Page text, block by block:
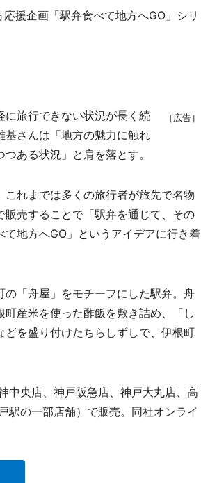
援企画「駅弁食べて地方へGO」シリ
［広告］
旅行できない状況が長く続
基さんは「地方の魅力に触れ
ある状況」と肩を落とす。
れまでは多くの旅行者が旅先で名物
売することで「駅弁を通じて、その
地方へGO」というアイデアに行き着
「舟屋」をモチーフにした駅弁。舟
産米を使った酢飯を敷き詰め、「し
を盛り付けたちらしずしで、伊根町
央店、神戸阪急店、神戸大丸店、高
駅の一部店舗）で販売。同社オンライ